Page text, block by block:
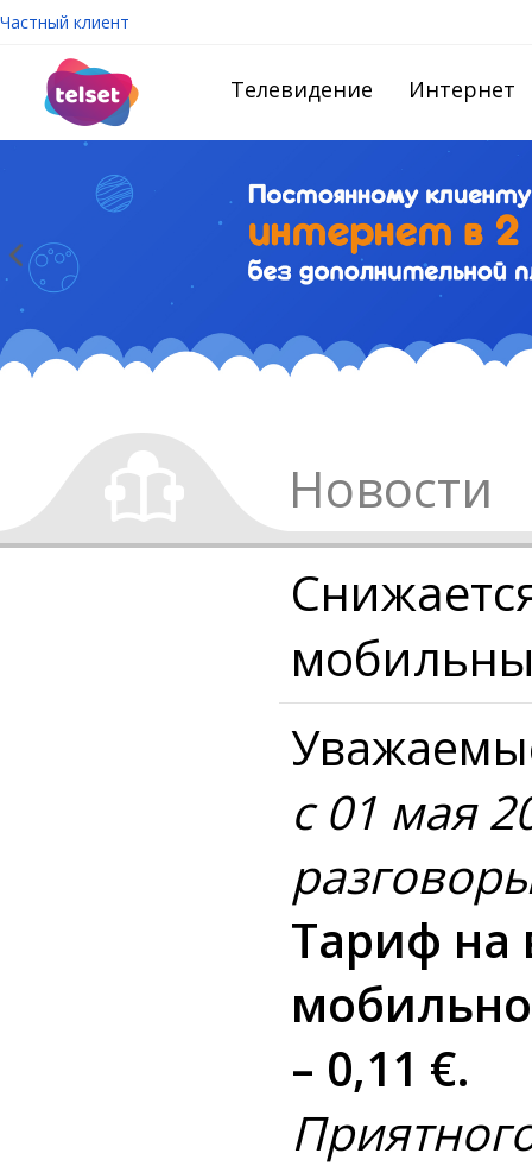
Частный клиент
Телевидение Интернет
Новости
с 01 мая
Тариф на
– 0,11 €.